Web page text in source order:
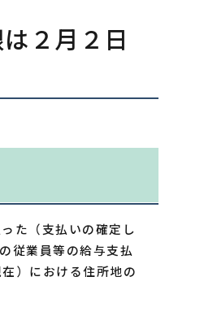
２月２日
た（支払いの確定し
従業員等の給与支払
）における住所地の